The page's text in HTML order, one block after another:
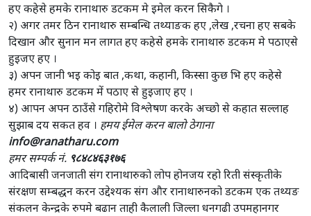
हए कहेसे हमके रानाथारु डटकम मे इमेल करन सिकैगे ।
२) अगर तमर ठिन रानाथारु सम्बन्धि तथ्याङक हए ,लेख ,रचना हए सबके
दिखान और सुनान मन लागत हए कहेसे हमके रानाथारु डटकम मे पठाएसे
हुइजए हए ।
३) अपन जानी भइ कोइ बात ,कथा, कहानी, किस्सा कुछ भि हए कहेसे
हमर रानाथारु डटकम में पठाए से हुइजाए हए ।
४) आपन अपन ठाउँसे गहिरोमे विश्लेषण करके अच्छो से कहात सल्लाह
सुझाब दय सकत हव । हमय ईमेल करन बालो ठेगाना
info@ranatharu.com
हमर सम्पर्क नं. ९८४८४६३१७६
आदिबासी जनजाती संग रानाथारुको लोप होनजय रहो रिती संस्कृतीके
संरक्षण सम्बद्धन करन उद्देश्यक संग और रानाथारुनको डटकम एक तथ्यङ
संकलन केन्द्रके रुपमे बढान ताही कैलाली जिल्ला धनगढी उपमहानगर